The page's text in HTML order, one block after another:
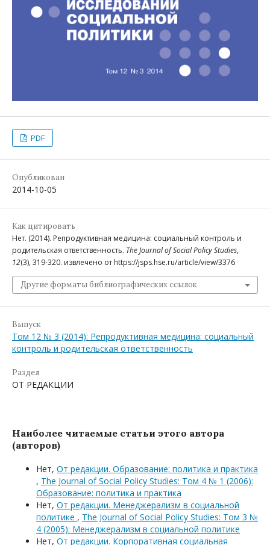
PDF
Опубликован
2014-10-05
Как цитировать
Нет. (2014). Репродуктивная медицина: социальный контроль и
родительская ответственность. The Journal of Social Policy Studies,
12(3), 319-320. извлечено от https://jsps.hse.ru/article/view/3376
Другие форматы библиографических ссылок
Выпуск
Том 12 № 3 (2014): Репродуктивная медицина: социальный
контроль и родительская ответственность
Раздел
ОТ РЕДАКЦИИ
Наиболее читаемые статьи этого автора
(авторов)
Нет, От редакции. Образование: политика и практика
, The Journal of Social Policy Studies: Том 4 № 1 (2006):
Образование: политика и практика
Нет, От редакции. Менеджерализм в социальной
политике , The Journal of Social Policy Studies: Том 3 №
4 (2005): Менеджерализм в социальной политике
Нет, От редакции. Корпоративная социальная